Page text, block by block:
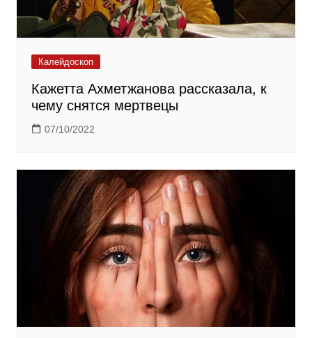
Калейдоскоп
Кажетта Ахметжанова рассказала, к
чему снятся мертвецы
07/10/2022